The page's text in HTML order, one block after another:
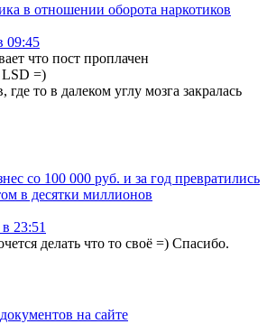
в отношении оборота наркотиков
09:45
что пост проплачен
LSD =)
то в далеком углу мозга закралась
со 100 000 руб. и за год превратились
в десятки миллионов
23:51
делать что то своё =) Спасибо.
на сайте